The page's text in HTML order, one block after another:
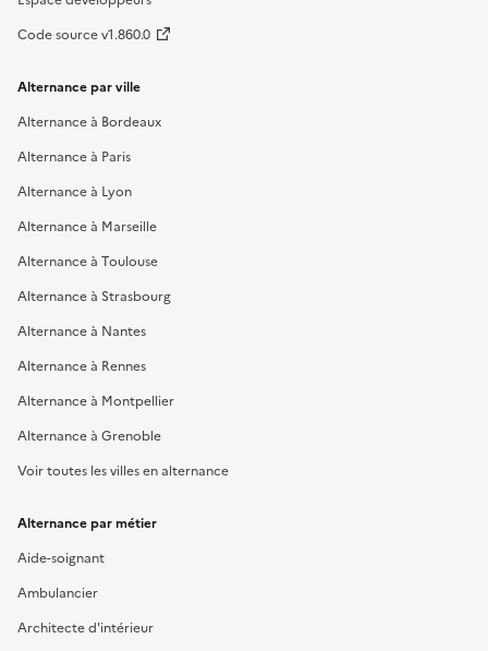
Code source v1.860.0
Alternance par ville
Alternance à Bordeaux
Alternance à Paris
Alternance à Lyon
Alternance à Marseille
Alternance à Toulouse
Alternance à Strasbourg
Alternance à Nantes
Alternance à Rennes
Alternance à Montpellier
Alternance à Grenoble
Voir toutes les villes en alternance
Alternance par métier
Aide-soignant
Ambulancier
Architecte d'intérieur